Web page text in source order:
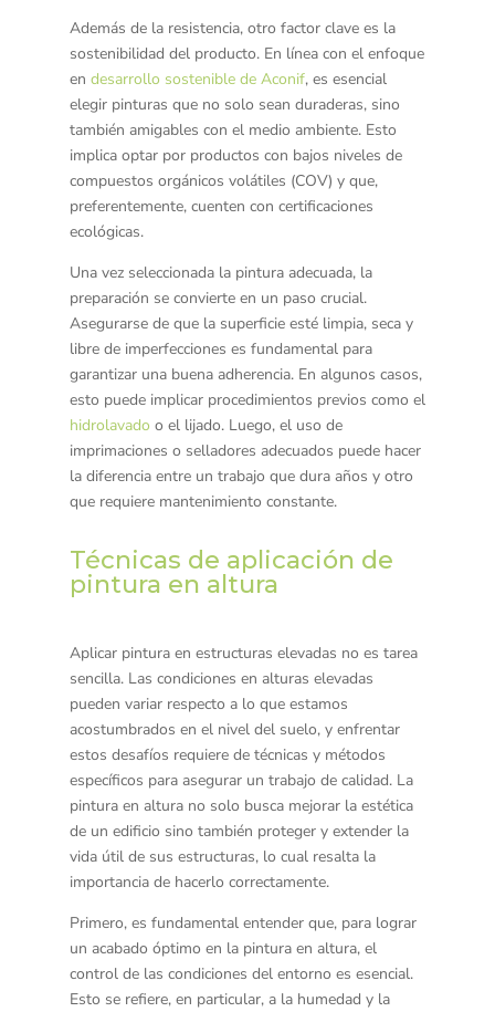
Además de la resistencia, otro factor clave es la
sostenibilidad del producto. En línea con el enfoque
en desarrollo sostenible de Aconif, es esencial
elegir pinturas que no solo sean duraderas, sino
también amigables con el medio ambiente. Esto
implica optar por productos con bajos niveles de
compuestos orgánicos volátiles (COV) y que,
preferentemente, cuenten con certificaciones
ecológicas.
Una vez seleccionada la pintura adecuada, la
preparación se convierte en un paso crucial.
Asegurarse de que la superficie esté limpia, seca y
libre de imperfecciones es fundamental para
garantizar una buena adherencia. En algunos casos,
esto puede implicar procedimientos previos como el
hidrolavado o el lijado. Luego, el uso de
imprimaciones o selladores adecuados puede hacer
la diferencia entre un trabajo que dura años y otro
que requiere mantenimiento constante.
Técnicas de aplicación de
pintura en altura
Aplicar pintura en estructuras elevadas no es tarea
sencilla. Las condiciones en alturas elevadas
pueden variar respecto a lo que estamos
acostumbrados en el nivel del suelo, y enfrentar
estos desafíos requiere de técnicas y métodos
específicos para asegurar un trabajo de calidad. La
pintura en altura no solo busca mejorar la estética
de un edificio sino también proteger y extender la
vida útil de sus estructuras, lo cual resalta la
importancia de hacerlo correctamente.
Primero, es fundamental entender que, para lograr
un acabado óptimo en la pintura en altura, el
control de las condiciones del entorno es esencial.
Esto se refiere, en particular, a la humedad y la